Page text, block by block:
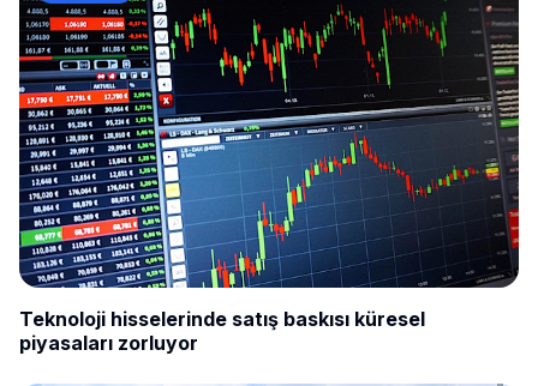
Teknoloji hisselerinde satış baskısı küresel
piyasaları zorluyor